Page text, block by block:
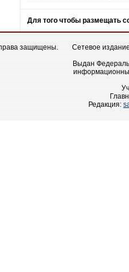
Для того чтобы размещать
защищены.
Сетевое
Выдан
Редакция: